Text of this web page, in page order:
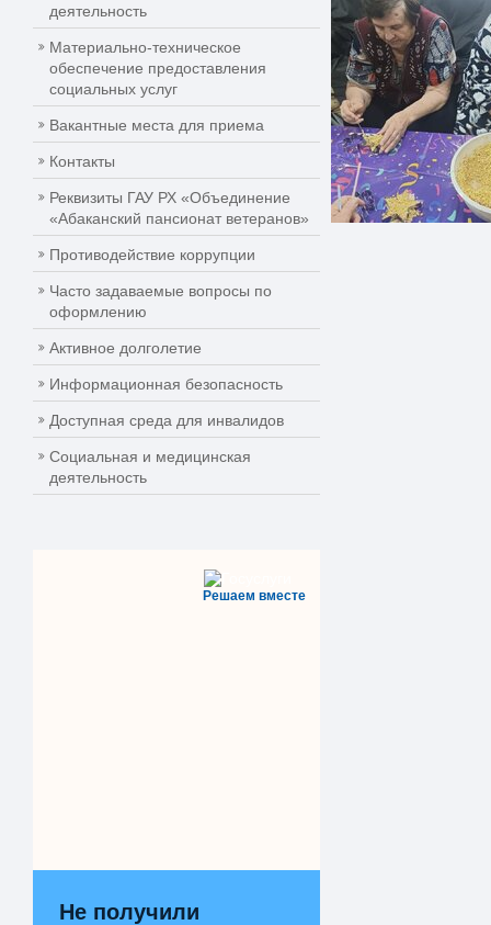
деятельность
Материально-техническое
обеспечение предоставления
социальных услуг
Вакантные места для приема
Контакты
Реквизиты ГАУ РХ «Объединение
«Абаканский пансионат ветеранов»
Противодействие коррупции
Часто задаваемые вопросы по
оформлению
Активное долголетие
Информационная безопасность
Доступная среда для инвалидов
Социальная и медицинская
деятельность
Решаем вместе
Не получили